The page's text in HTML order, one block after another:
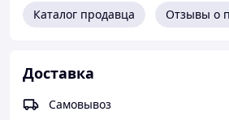
Би - Яссауи) ТЦ Карсити 3 ярус 204
Возможна доставка по г. Алматы по
договоренности
Cайт Mmcshop.kz
Каталог продавца Отзывы о
Доставка
Самовывоз